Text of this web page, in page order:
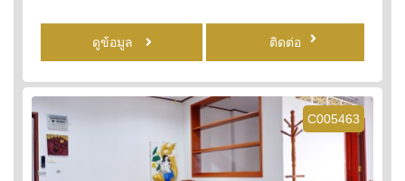
ดูข้อมูล ติดต่อ
C005463